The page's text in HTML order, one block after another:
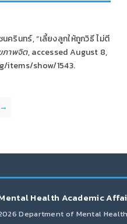
ครินทร์, “เลี้ยงลูกให้ถูกวิธี ไม่ตี
ภาพจิต, accessed August 8,
items/show/1543.
Health Academic
Department of Mental